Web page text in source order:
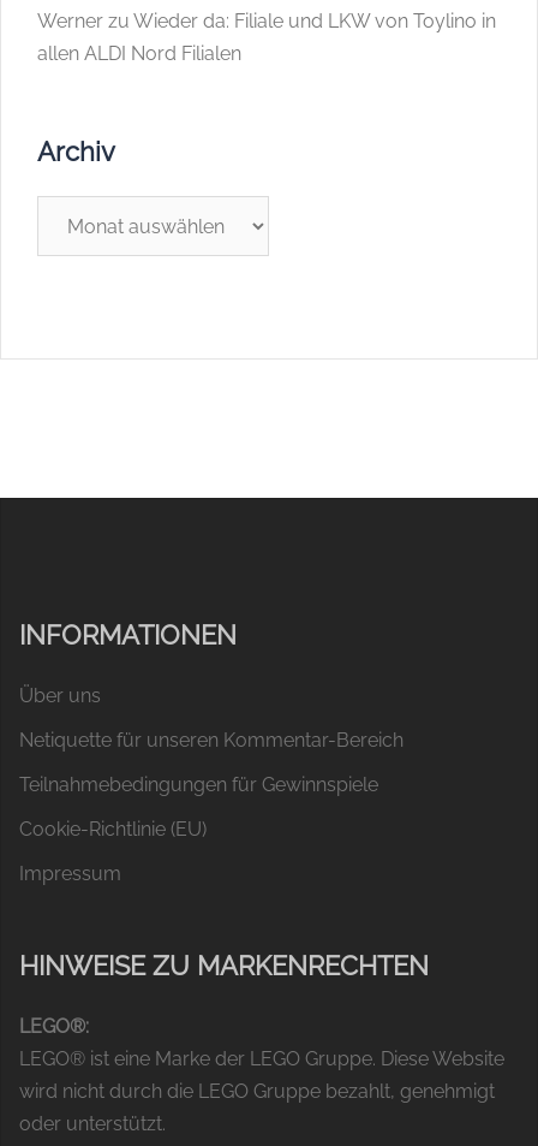
Werner zu Wieder da: Filiale und LKW von Toylino in
allen ALDI Nord Filialen
Archiv
INFORMATIONEN
Über uns
Netiquette für unseren Kommentar-Bereich
Teilnahmebedingungen für Gewinnspiele
Cookie-Richtlinie (EU)
Impressum
HINWEISE ZU MARKENRECHTEN
LEGO®:
LEGO® ist eine Marke der LEGO Gruppe. Diese Website
wird nicht durch die LEGO Gruppe bezahlt, genehmigt
oder unterstützt.